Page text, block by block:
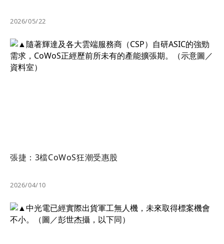
2026/05/22
張捷：3檔CoWoS狂潮受惠股
2026/04/10